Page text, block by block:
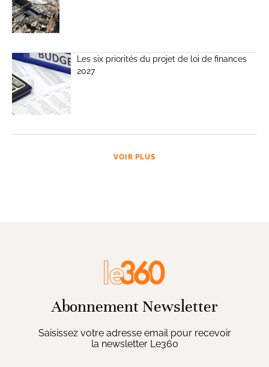
Les six priorités du projet de loi de finances
2027
VOIR PLUS
Abonnement Newsletter
Saisissez votre adresse email pour recevoir
la newsletter Le360